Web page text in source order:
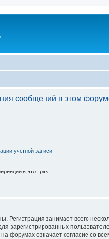
сообщений в этом
учётной записи
в этот раз
Регистрация занимает всего
зарегистрированных
форумах означает согласие со